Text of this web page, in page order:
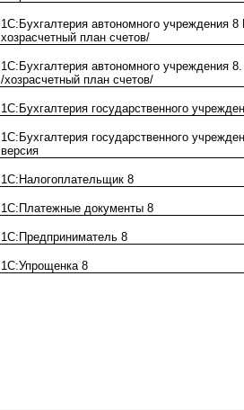
1С:Бухгалтерия автономного учреждения
хозрасчетный план счетов/
1С:Бухгалтерия автономного учреждения
/хозрасчетный план счетов/
1С:Бухгалтерия государственного
1С:Бухгалтерия государственного
версия
1С:Налогоплательщик 8
1С:Платежные документы 8
1С:Предприниматель 8
1С:Упрощенка 8